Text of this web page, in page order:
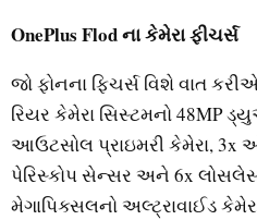
OnePlus Flod ના કેમેરા ફીચર્સ
જો ફોનના ફિચર્સ વિશે વાત
રિયર કેમેરા સિસ્ટમનો 48MP
આઉટસોલ પ્રાઇમરી કેમેરા, 3x
પેરિસ્કોપ સેન્સર અને 6x
મેગાપિક્સલનો અલ્ટ્રાવાઈડ